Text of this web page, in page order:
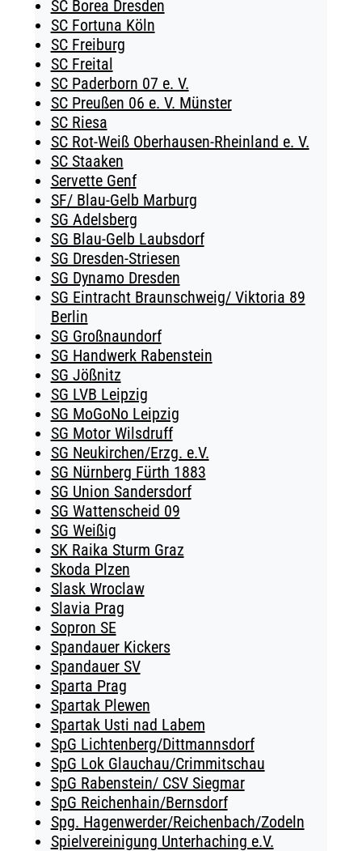
SC Borea Dresden
SC Fortuna Köln
SC Freiburg
SC Freital
SC Paderborn 07 e. V.
SC Preußen 06 e. V. Münster
SC Riesa
SC Rot-Weiß Oberhausen-Rheinland e. V.
SC Staaken
Servette Genf
SF/ Blau-Gelb Marburg
SG Adelsberg
SG Blau-Gelb Laubsdorf
SG Dresden-Striesen
SG Dynamo Dresden
SG Eintracht Braunschweig/ Viktoria 89
Berlin
SG Großnaundorf
SG Handwerk Rabenstein
SG Jößnitz
SG LVB Leipzig
SG MoGoNo Leipzig
SG Motor Wilsdruff
SG Neukirchen/Erzg. e.V.
SG Nürnberg Fürth 1883
SG Union Sandersdorf
SG Wattenscheid 09
SG Weißig
SK Raika Sturm Graz
Skoda Plzen
Slask Wroclaw
Slavia Prag
Sopron SE
Spandauer Kickers
Spandauer SV
Sparta Prag
Spartak Plewen
Spartak Usti nad Labem
SpG Lichtenberg/Dittmannsdorf
SpG Lok Glauchau/Crimmitschau
SpG Rabenstein/ CSV Siegmar
SpG Reichenhain/Bernsdorf
Spg. Hagenwerder/Reichenbach/Zodeln
Spielvereinigung Unterhaching e.V.